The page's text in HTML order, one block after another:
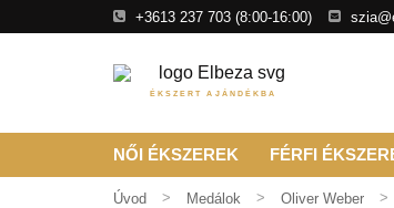
+3613 237 703 (8:00-16:00)
ÉKSZERT AJÁNDÉKBA
NŐI ÉKSZEREK FÉRFI
Úvod Medálok Oliver Weber